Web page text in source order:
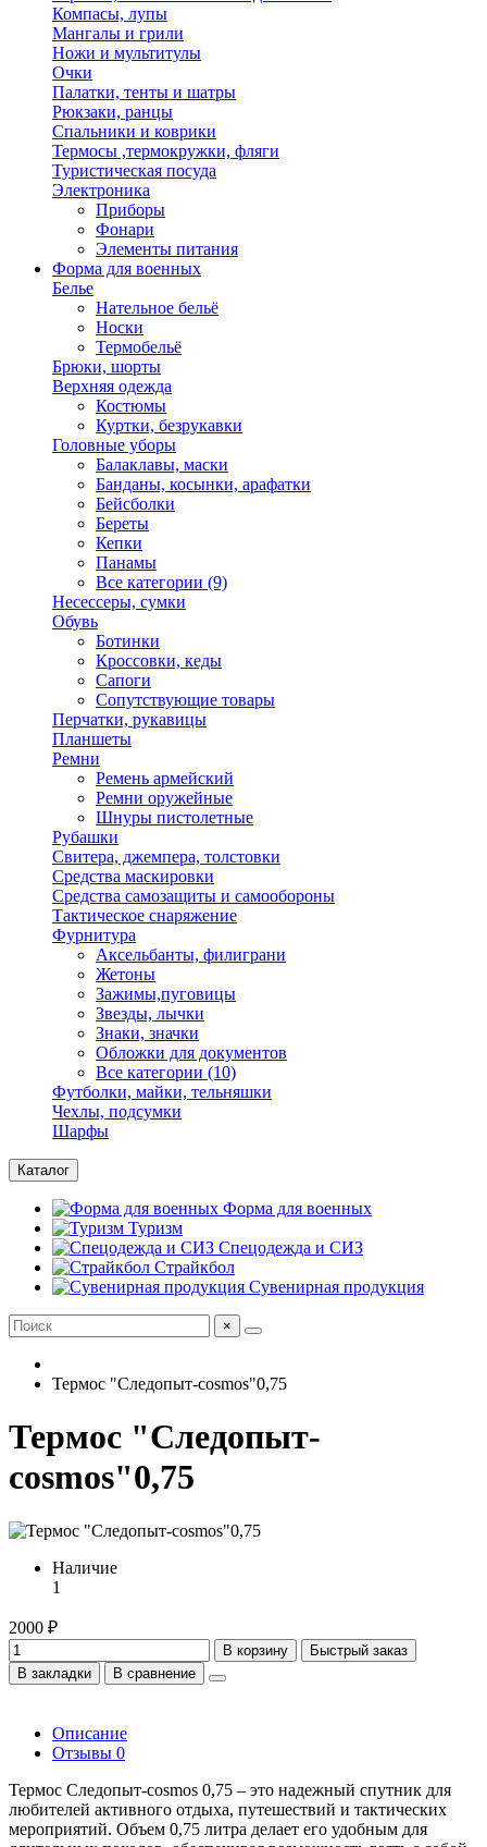
Компасы, лупы
Мангалы и грили
Ножи и мультитулы
Очки
Палатки, тенты и шатры
Рюкзаки, ранцы
Спальники и коврики
Термосы ,термокружки, фляги
Туристическая посуда
Электроника
Приборы
Фонари
Элементы питания
Форма для военных
Белье
Нательное бельё
Носки
Термобельё
Брюки, шорты
Верхняя одежда
Костюмы
Куртки, безрукавки
Головные уборы
Балаклавы, маски
Банданы, косынки, арафатки
Бейсболки
Береты
Кепки
Панамы
Все категории (9)
Несессеры, сумки
Обувь
Ботинки
Кроссовки, кеды
Сапоги
Сопутствующие товары
Перчатки, рукавицы
Планшеты
Ремни
Ремень армейский
Ремни оружейные
Шнуры пистолетные
Рубашки
Свитера, джемпера, толстовки
Средства маскировки
Средства самозащиты и самообороны
Тактическое снаряжение
Фурнитура
Аксельбанты, филиграни
Жетоны
Зажимы,пуговицы
Звезды, лычки
Знаки, значки
Обложки для документов
Все категории (10)
Футболки, майки, тельняшки
Чехлы, подсумки
Шарфы
Каталог
Форма для военных
Туризм
Спецодежда и СИЗ
Страйкбол
Сувенирная продукция
×
Термос "Следопыт-cosmos"0,75
Термос "Следопыт-
cosmos"0,75
Наличие
1
2000 ₽
В корзину
Быстрый заказ
В закладки
В сравнение
Описание
Отзывы 0
Термос Следопыт-cosmos 0,75 – это надежный спутник для
любителей активного отдыха, путешествий и тактических
мероприятий. Объем 0,75 литра делает его удобным для